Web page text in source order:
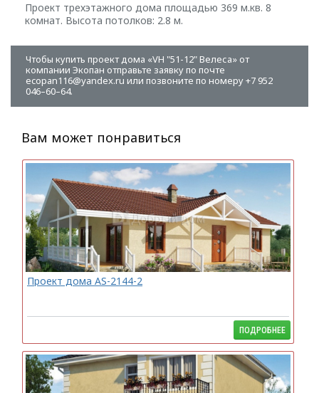
Проект трехэтажного дома площадью 369 м.кв. 8
комнат. Высота потолков: 2.8 м.
Чтобы купить проект дома «VH "51-12" Велеса» от
компании Экопан отправьте заявку по почте
ecopan116@yandex.ru или позвоните по номеру +7 952
046–60–64.
Вам может понравиться
Проект дома AS-2144-2
ПОДРОБНЕЕ